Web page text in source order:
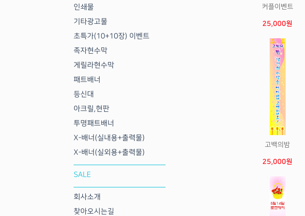
커플이벤트
25,000원
고백의밤
25,000원
인쇄물
기타광고물
초특가(10+10장) 이벤트
족자현수막
게릴라현수막
패트배너
등신대
아크릴,현판
투명패트배너
X-배너(실내용+출력물)
X-배너(실외용+출력물)
SALE
회사소개
찾아오시는길